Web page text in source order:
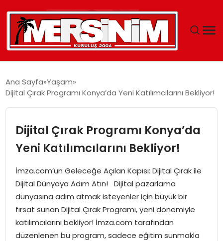
YAŞAM
GÜNCEL
SAĞLIK
EĞITIM
SPOR
EKONOMI
Ana Sayfa Yaşam
Dijital Çırak Programı Konya’da Yeni Katılımcılarını Bekliyor!
Dijital Çırak Programı Konya’da
Yeni Katılımcılarını Bekliyor!
İmza.com’un Geleceğe Açılan Kapısı: Dijital Çırak ile
Dijital Dünyaya Adım Atın! Dijital pazarlama
dünyasına adım atmak isteyenler için büyük bir
fırsat sunan Dijital Çırak Programı, yeni dönemiyle
katılımcılarını bekliyor! İmza.com tarafından
düzenlenen bu program, sadece eğitim sunmakla